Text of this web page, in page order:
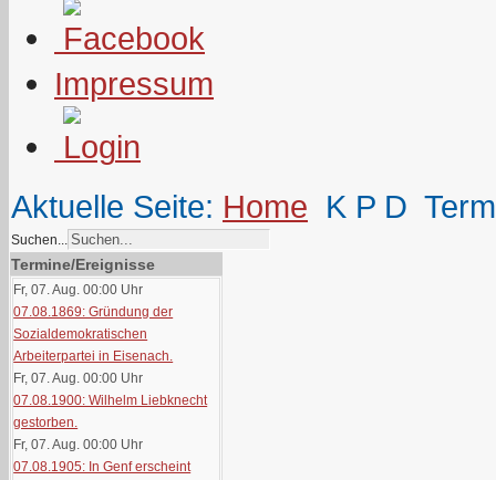
Impressum
Aktuelle Seite: Home K P D
Suchen...
Termine/Ereignisse
Fr, 07. Aug. 00:00 Uhr
07.08.1869: Gründung der
Sozialdemokratischen
Arbeiterpartei in Eisenach.
Fr, 07. Aug. 00:00 Uhr
07.08.1900: Wilhelm Liebknecht
gestorben.
Fr, 07. Aug. 00:00 Uhr
07.08.1905: In Genf erscheint